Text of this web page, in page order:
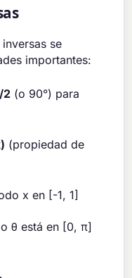
se
importantes:
2 (o 90°) para
(propiedad de
x en [-1, 1]
θ está en [0, π]